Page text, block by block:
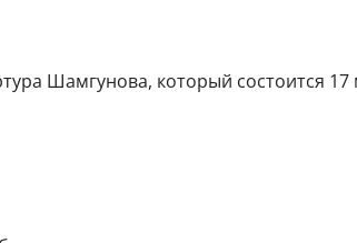
Шамгунова, который состоится